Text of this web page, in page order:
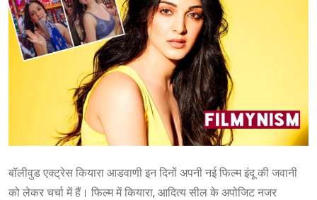
बॉलीवुड एक्ट्रेस कियारा आडवाणी इन दिनों अपनी नई फिल्म इंदू की जवानी
को लेकर चर्चा में हैं। फिल्म में कियारा, आदित्य सील के अपोजिट नजर